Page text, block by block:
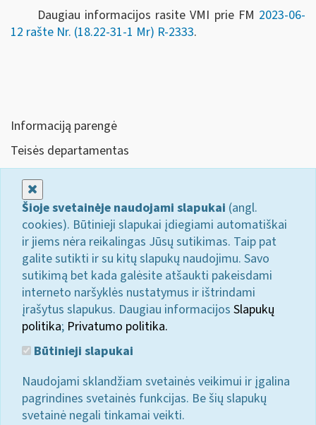
Daugiau informacijos rasite VMI prie FM 2023-06-
12 rašte Nr. (18.22-31-1 Mr) R-2333.
Informaciją parengė
Teisės departamentas
Šioje svetainėje naudojami slapukai (angl.
cookies). Būtinieji slapukai įdiegiami automatiškai
ir jiems nėra reikalingas Jūsų sutikimas. Taip pat
galite sutikti ir su kitų slapukų naudojimu. Savo
sutikimą bet kada galėsite atšaukti pakeisdami
interneto naršyklės nustatymus ir ištrindami
įrašytus slapukus. Daugiau informacijos Slapukų
politika; Privatumo politika.
Būtinieji slapukai
Naudojami sklandžiam svetainės veikimui ir įgalina
pagrindines svetainės funkcijas. Be šių slapukų
svetainė negali tinkamai veikti.